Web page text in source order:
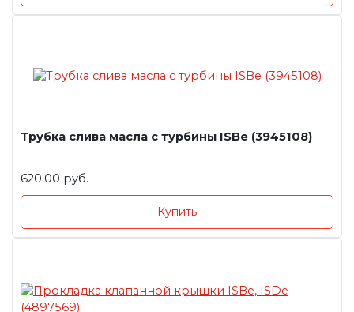
Трубка слива масла с турбины ISBe (3945108)
620.00 руб.
Купить